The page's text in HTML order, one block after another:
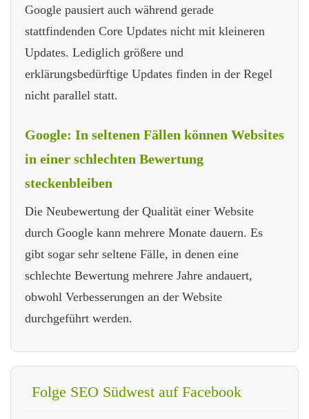
Google pausiert auch während gerade
stattfindenden Core Updates nicht mit kleineren
Updates. Lediglich größere und
erklärungsbedürftige Updates finden in der Regel
nicht parallel statt.
Google: In seltenen Fällen können Websites
in einer schlechten Bewertung
steckenbleiben
Die Neubewertung der Qualität einer Website
durch Google kann mehrere Monate dauern. Es
gibt sogar sehr seltene Fälle, in denen eine
schlechte Bewertung mehrere Jahre andauert,
obwohl Verbesserungen an der Website
durchgeführt werden.
Folge SEO Südwest auf Facebook